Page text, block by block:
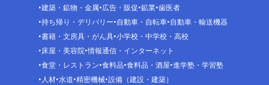
建築・鉱物・金属 広告・販促 鉱業 歯医者
持ち帰り・デリバリー 自動車・自転車 自動車・輸送機器
書籍・文房具・がん具 小学校・中学校・高校
床屋・美容院 情報通信・インターネット
食堂・レストラン 食料品 食料品・酒屋 進学塾・学習塾
人材 水道 精密機械 設備（建設・建築）